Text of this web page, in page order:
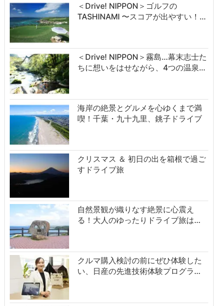
＜Drive! NIPPON＞ゴルフの
TASHINAMI 〜スコアが出やすい！…
＜Drive! NIPPON＞霧島…幕末志士た
ちに想いをはせながら、4つの温泉…
海岸の絶景とグルメを心ゆくまで満
喫！千葉・九十九里、銚子ドライブ
クリスマス ＆ 初日の出を箱根で過ご
すドライブ旅
自然景観が織りなす絶景に心震え
る！大人のゆったりドライブ旅は…
クルマ購入検討の前にぜひ体験した
い、日産の先進技術体験プログラ…